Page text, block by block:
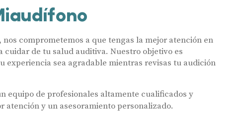
comprometemos a que tengas la mejor atención en
de tu salud auditiva. Nuestro objetivo es
experiencia sea agradable mientras revisas tu audición
equipo de profesionales altamente cualificados y
atención y un asesoramiento personalizado.